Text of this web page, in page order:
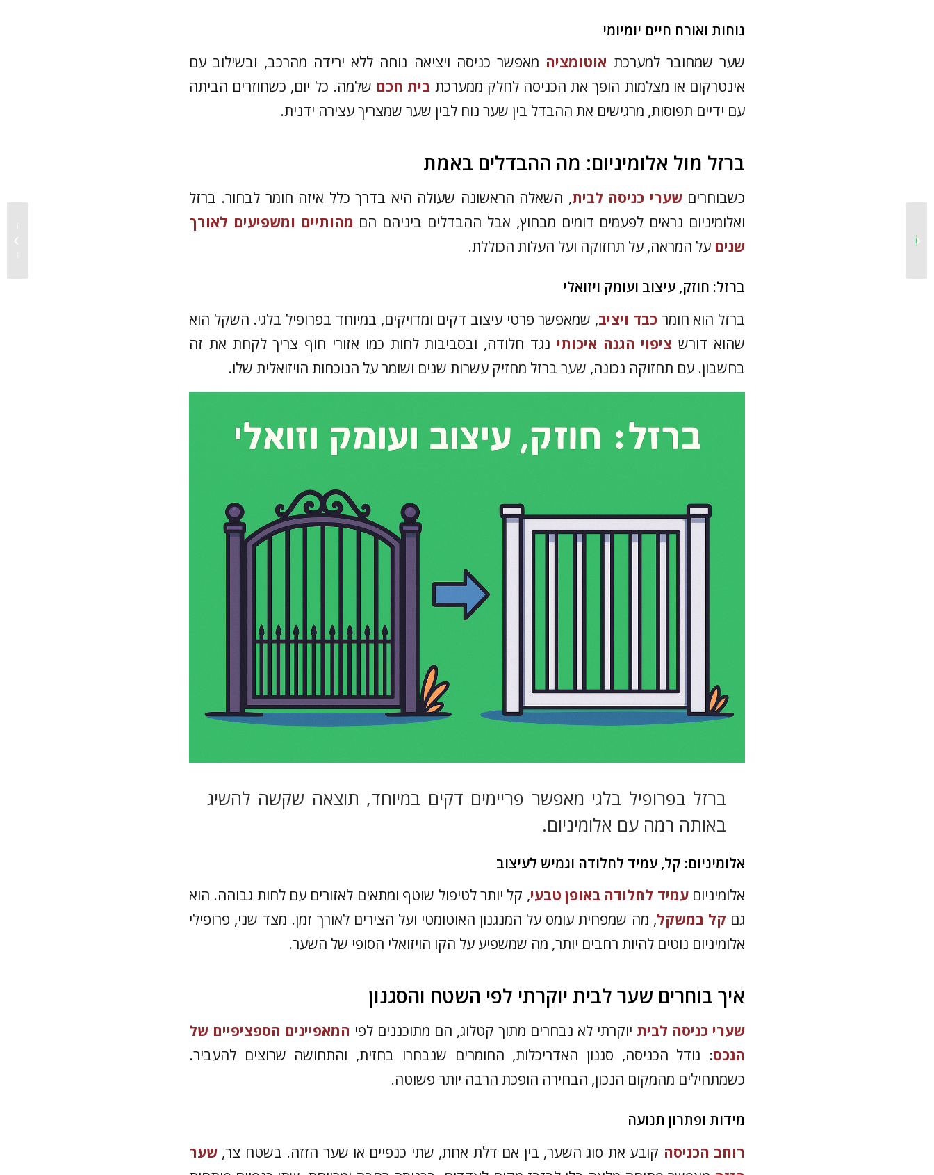
נוחות ואורח חיים יומיומי
שער שמחובר למערכת אוטומציה מאפשר כניסה ויציאה נוחה ללא ירידה מהרכב, ובשילוב עם
אינטרקום או מצלמות הופך את הכניסה לחלק ממערכת בית חכם שלמה. כל יום, כשחוזרים הביתה
עם ידיים תפוסות, מרגישים את ההבדל בין שער נוח לבין שער שמצריך עצירה ידנית.
ברזל מול אלומיניום: מה ההבדלים באמת
כשבוחריםשערי כניסה לבית, השאלה הראשונה שעולה היא בדרך כלל איזה חומר לבחור. ברזל
ואלומיניום נראים לפעמים דומים מבחוץ, אבל ההבדלים ביניהם הם מהותיים ומשפיעים לאורך
שנים על המראה, על תחזוקה ועל העלות הכוללת.
ברזל: חוזק, עיצוב ועומק ויזואלי
ברזל הוא חומר כבד ויציב, שמאפשר פרטי עיצוב דקים ומדויקים, במיוחד בפרופיל בלגי. השקל הוא
שהוא דורש ציפוי הגנה איכותי נגד חלודה, ובסביבות לחות כמו אזורי חוף צריך לקחת את זה
בחשבון. עם תחזוקה נכונה, שער ברזל מחזיק עשרות שנים ושומר על הנוכחות הויזואלית שלו.
ברזל בפרופיל בלגי מאפשר פריימים דקים במיוחד, תוצאה שקשה להשיג
באותה רמה עם אלומיניום.
אלומיניום: קל, עמיד לחלודה וגמיש לעיצוב
אלומיניוםעמיד לחלודה באופן טבעי, קל יותר לטיפול שוטף ומתאים לאזורים עם לחות גבוהה. הוא
גם קל במשקל, מה שמפחית עומס על המנגנון האוטומטי ועל הצירים לאורך זמן. מצד שני, פרופילי
אלומיניום נוטים להיות רחבים יותר, מה שמשפיע על הקו הויזואלי הסופי של השער.
איך בוחרים שער לבית יוקרתי לפי השטח והסגנון
שערי כניסה לבית יוקרתי לא נבחרים מתוך קטלוג, הם מתוכננים לפי המאפיינים הספציפיים של
הנכס: גודל הכניסה, סגנון האדריכלות, החומרים שנבחרו בחזית, והתחושה שרוצים להעביר.
כשמתחילים מהמקום הנכון, הבחירה הופכת הרבה יותר פשוטה.
מידות ופתרון תנועה
רוחב הכניסה קובע את סוג השער, בין אם דלת אחת, שתי כנפיים או שער הזזה. בשטח צר, שער
5